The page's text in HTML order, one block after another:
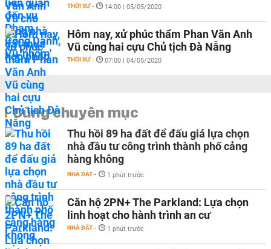
THỜI SỰ - 14:00 | 05/05/2020
Hôm nay, xử phúc thẩm Phan Văn Anh
Vũ cùng hai cựu Chủ tịch Đà Nẵng
THỜI SỰ - 07:00 | 04/05/2020
Cùng chuyên mục
Thu hồi 89 ha đất để đấu giá lựa chọn
nhà đầu tư công trình thành phố cảng
hàng không
NHÀ ĐẤT - 1 phút trước
Căn hộ 2PN+ The Parkland: Lựa chọn
linh hoạt cho hành trình an cư
NHÀ ĐẤT - 1 phút trước